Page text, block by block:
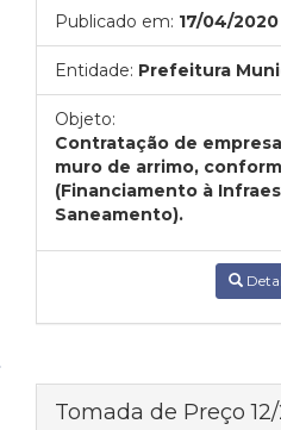
Publicado em: 17/04/2020
Entidade: Prefeitura
Objeto:
Contratação de
muro de arrimo,
(Financiamento à
Saneamento).
Tomada de Preço